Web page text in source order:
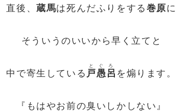
直後、蔵馬は死んだふりをする 巻原に
そういうのいいから早く立てと
中で寄生している 戸愚呂
とぐろ
を煽ります。
『もはやお前の臭いしかしない』